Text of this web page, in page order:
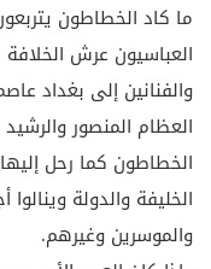
ما كاد الخطاطون
العباسيون عرش
والفنانين إلى بغداد
العظام المنصور
الخطاطون كما رحل إليها
الخليفة والدولة وينالوا
والموسرين وغيرهم.